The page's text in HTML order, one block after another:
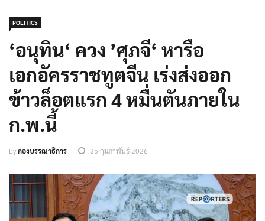
POLITICS
‘อนุทิน‘ ควง ’ศุภจี‘ หารือ
เอกอัครราชทูตจีน เร่งส่งออก
ข้าวล็อตแรก 4 หมื่นตันภายใน
ก.พ.นี้
Byกองบรรณาธิการ 25 กุมภาพันธ์ 2026